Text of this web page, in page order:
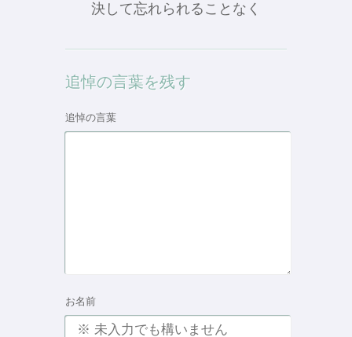
決して忘れられることなく
追悼の言葉を残す
追悼の言葉
お名前